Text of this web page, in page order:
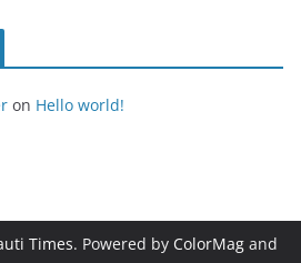
on Hello world!
Times. Powered by ColorMag and